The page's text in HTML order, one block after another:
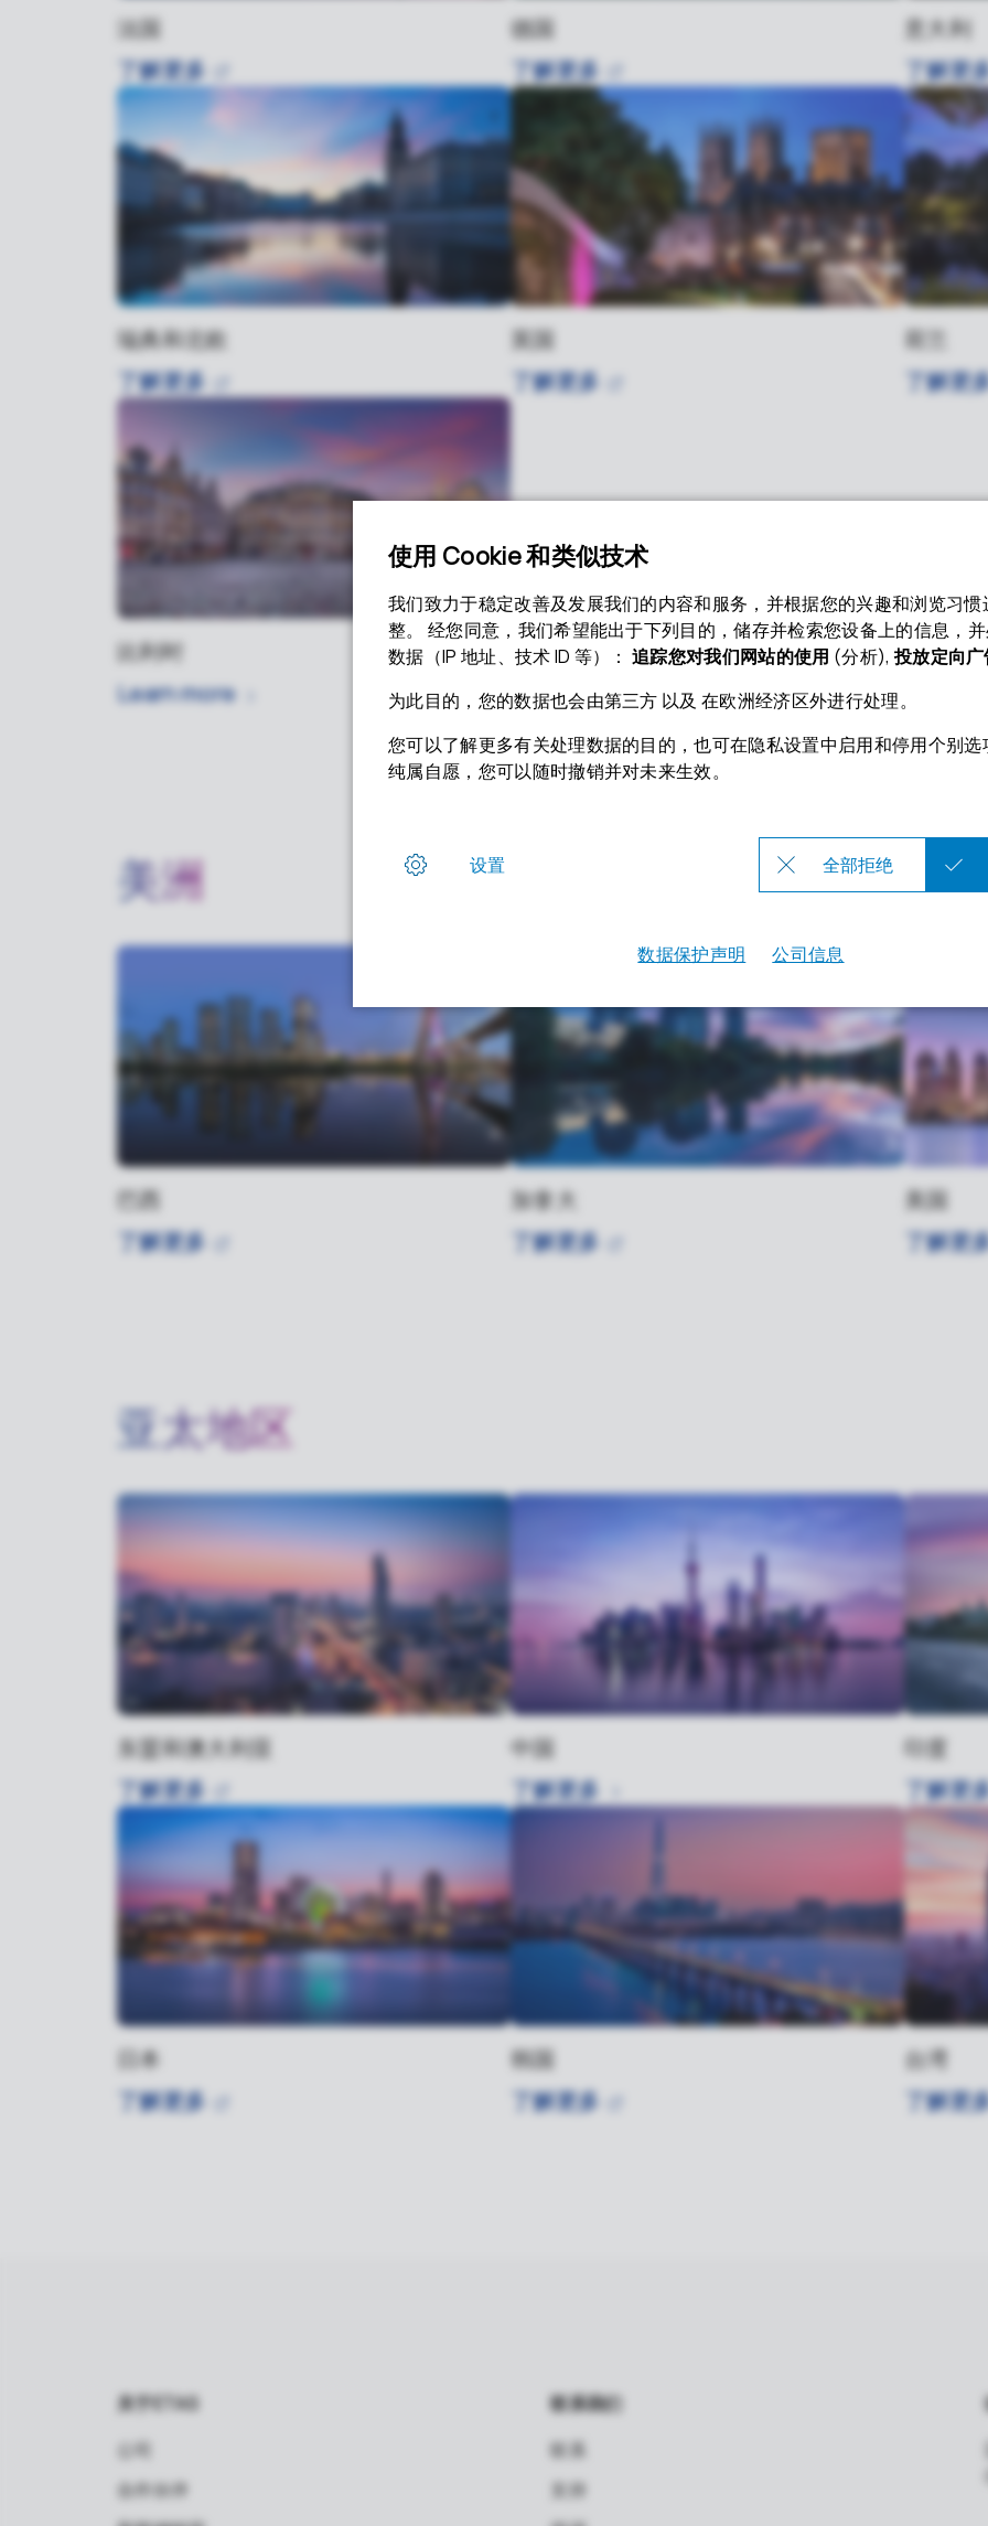
法国
了解更多
德国
了解更多
意大利
了解更
瑞典和北欧
了解更多
英国
了解更多
荷兰
了解更
比利时
Learnmore
美洲
巴西
了解更多
加拿大
了解更多
美国
了解更
亚太地区
东盟和澳大利亚
了解更多
中国
了解更多
印度
了解更
日本
了解更多
韩国
了解更多
台湾
了解更
关于ETAS
公司
合作伙伴
联系我们
联系
支持